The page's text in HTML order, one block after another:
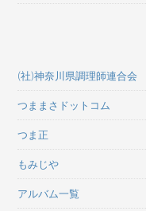
(社)神奈川県調理師連合会
つままさドットコム
つま正
もみじや
アルバム一覧